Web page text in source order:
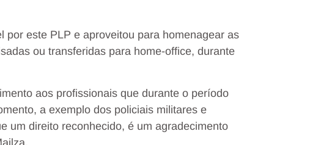
este PLP e aproveitou para homenagear as
ou transferidas para home-office, durante
aos profissionais que durante o período
a exemplo dos policiais militares e
um direito reconhecido, é um agradecimento